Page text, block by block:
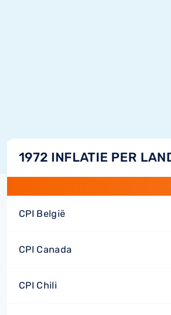
1972 INFLATIE PER
CPI België
CPI Canada
CPI Chili